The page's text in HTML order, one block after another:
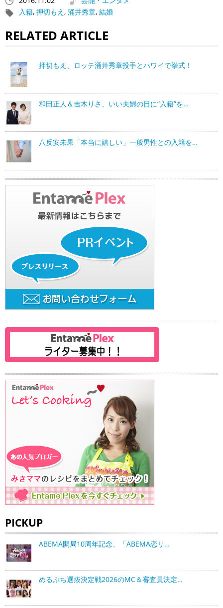
入籍, 押切もえ , 涌井秀章, 結婚
RELATED ARTICLE
押切もえ、ロッテ涌井秀章投手とハワイで挙式！
和田正人＆吉木りさ、いい夫婦の日に“入籍”を…
八反安未果「本当に嬉しい」一般男性との入籍を…
PICKUP
ABEMA開局10周年記念、「ABEMA恋リ…
めるぷち選抜決定戦2026のMC＆審査員決定…